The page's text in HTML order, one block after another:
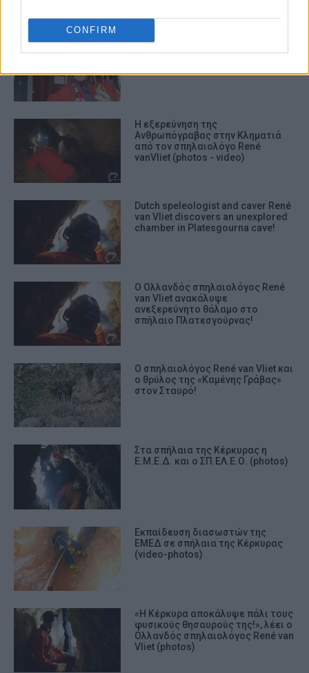
CONFIRM
Έχασε τη μάχη ο σπηλαιολόγος
Rene Van Vliet
Η εξερεύνηση της
Ανθρωπόγραβας στην Κληματιά
από τον σπηλαιολόγο René
vanVliet (photos - video)
Dutch speleologist and caver René
van Vliet discovers an unexplored
chamber in Platesgourna cave!
Ο Ολλανδός σπηλαιολόγος René
van Vliet ανακάλυψε
ανεξερεύνητο θάλαμο στο
σπήλαιο Πλατεσγούρνας!
Ο σπηλαιολόγος René van Vliet και
ο θρύλος της «Καμένης Γράβας»
στον Σταυρό!
Στα σπήλαια της Κέρκυρας η
Ε.Μ.Ε.Δ. και ο ΣΠ.ΕΛ.Ε.Ο. (photos)
Εκπαίδευση διασωστών της
ΕΜΕΔ σε σπήλαια της Κέρκυρας
(video-photos)
«Η Κέρκυρα αποκάλυψε πάλι τους
φυσικούς θησαυρούς της!», λέει ο
Ολλανδός σπηλαιολόγος René van
Vliet (photos)